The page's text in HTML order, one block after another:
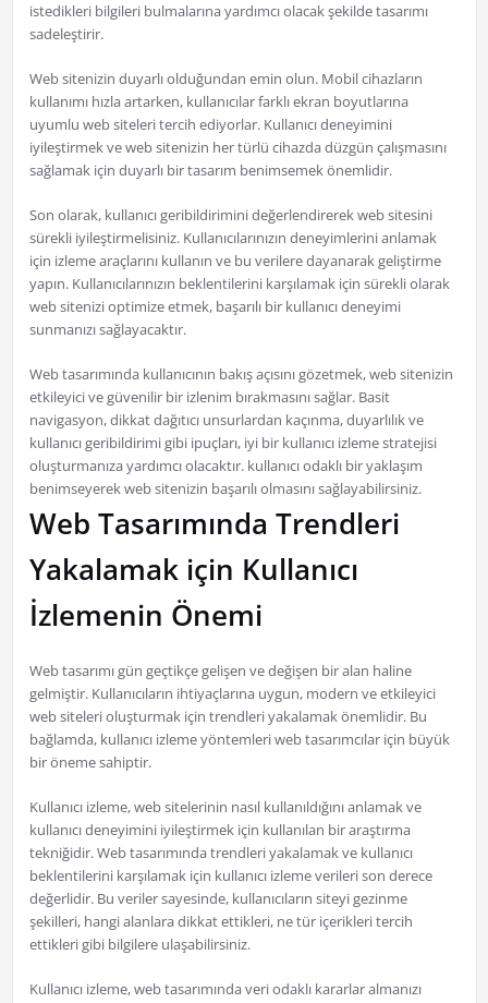
istedikleri bilgileri bulmalarına yardımcı olacak şekilde tasarımı
sadeleştirir.
Web sitenizin duyarlı olduğundan emin olun. Mobil cihazların
kullanımı hızla artarken, kullanıcılar farklı ekran boyutlarına
uyumlu web siteleri tercih ediyorlar. Kullanıcı deneyimini
iyileştirmek ve web sitenizin her türlü cihazda düzgün çalışmasını
sağlamak için duyarlı bir tasarım benimsemek önemlidir.
Son olarak, kullanıcı geribildirimini değerlendirerek web sitesini
sürekli iyileştirmelisiniz. Kullanıcılarınızın deneyimlerini anlamak
için izleme araçlarını kullanın ve bu verilere dayanarak geliştirme
yapın. Kullanıcılarınızın beklentilerini karşılamak için sürekli olarak
web sitenizi optimize etmek, başarılı bir kullanıcı deneyimi
sunmanızı sağlayacaktır.
Web tasarımında kullanıcının bakış açısını gözetmek, web sitenizin
etkileyici ve güvenilir bir izlenim bırakmasını sağlar. Basit
navigasyon, dikkat dağıtıcı unsurlardan kaçınma, duyarlılık ve
kullanıcı geribildirimi gibi ipuçları, iyi bir kullanıcı izleme stratejisi
oluşturmanıza yardımcı olacaktır. kullanıcı odaklı bir yaklaşım
benimseyerek web sitenizin başarılı olmasını sağlayabilirsiniz.
Web Tasarımında Trendleri
Yakalamak için Kullanıcı
İzlemenin Önemi
Web tasarımı gün geçtikçe gelişen ve değişen bir alan haline
gelmiştir. Kullanıcıların ihtiyaçlarına uygun, modern ve etkileyici
web siteleri oluşturmak için trendleri yakalamak önemlidir. Bu
bağlamda, kullanıcı izleme yöntemleri web tasarımcılar için büyük
bir öneme sahiptir.
Kullanıcı izleme, web sitelerinin nasıl kullanıldığını anlamak ve
kullanıcı deneyimini iyileştirmek için kullanılan bir araştırma
tekniğidir. Web tasarımında trendleri yakalamak ve kullanıcı
beklentilerini karşılamak için kullanıcı izleme verileri son derece
değerlidir. Bu veriler sayesinde, kullanıcıların siteyi gezinme
şekilleri, hangi alanlara dikkat ettikleri, ne tür içerikleri tercih
ettikleri gibi bilgilere ulaşabilirsiniz.
Kullanıcı izleme, web tasarımında veri odaklı kararlar almanızı